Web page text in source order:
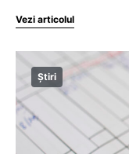
Vezi articolul
Știri